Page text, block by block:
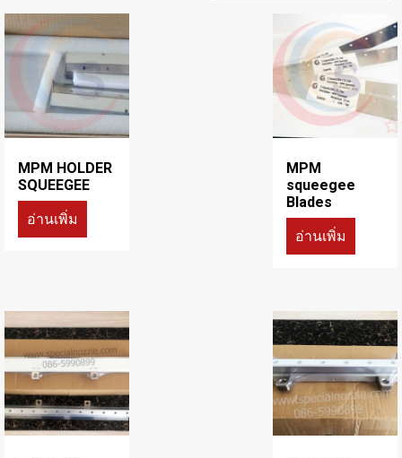
MPM HOLDER
SQUEEGEE
อ่านเพิ่ม
MPM
squeegee
Blades
อ่านเพิ่ม